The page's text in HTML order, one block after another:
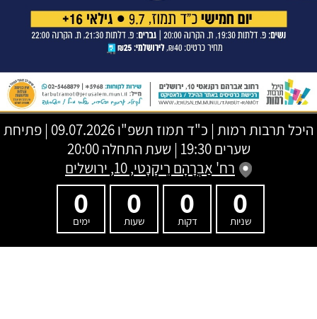
היכל תרבות רמות | כ"ד תמוז תשפ"ו
09.07.2026 | פתיחת
שערים 19:30 | שעת התחלה 20:00
רח' אַבְרָהָם רֵיקָנָטי, 10, ירושלים
0
שניות
0
דקות
0
שעות
0
ימים